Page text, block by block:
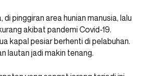
di pinggiran area hunian manusia, lalu
akibat pandemi Covid-19.
kapal pesiar berhenti di pelabuhan.
lautan jadi makin tenang.